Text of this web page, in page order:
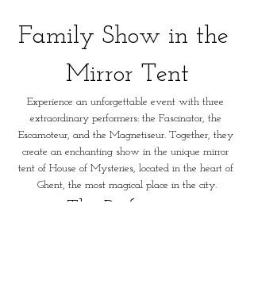
Family Show in the
Mirror Tent
Experience an unforgettable event with three
extraordinary performers: the Fascinator, the
Escamoteur, and the Magnetiseur. Together, they
create an enchanting show in the unique mirror
tent of House of Mysteries, located in the heart of
Ghent, the most magical place in the city.
The Performers